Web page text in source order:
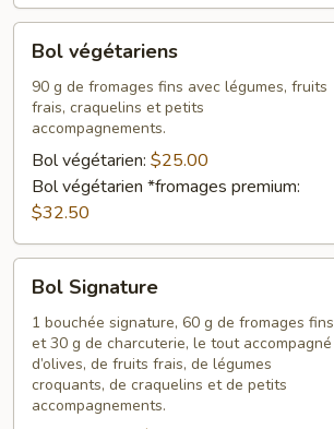
végétariens
Bol végétariens
90 g de fromages fins avec légumes, fruits
frais, craquelins et petits
accompagnements.
Bol végétarien: $25.00
Bol végétarien *fromages premium:
$32.50
Signature
Bol Signature
1 bouchée signature, 60 g de fromages fins
et 30 g de charcuterie, le tout accompagné
d’olives, de fruits frais, de légumes
croquants, de craquelins et de petits
accompagnements.